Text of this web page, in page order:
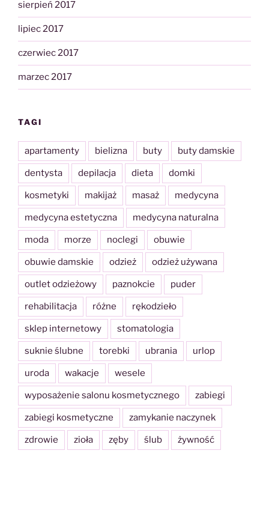
sierpień 2017
lipiec 2017
czerwiec 2017
marzec 2017
TAGI
apartamenty bielizna buty buty damskie
dentysta depilacja dieta domki
kosmetyki makijaż masaż medycyna
medycyna estetyczna medycyna naturalna
moda morze noclegi obuwie
obuwie damskie odzież odzież używana
outlet odzieżowy paznokcie puder
rehabilitacja różne rękodzieło
sklep internetowy stomatologia
suknie ślubne torebki ubrania urlop
uroda wakacje wesele
wyposażenie salonu kosmetycznego zabiegi
zabiegi kosmetyczne zamykanie naczynek
zdrowie zioła zęby ślub żywność